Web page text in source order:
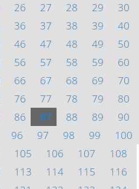
26 27 28 29
30
36 37 38 39
40
46 47 48 49
50
56 57 58 59
60
66 67 68 69
70
76 77 78 79
80
86 87 88 89
90
96 97 98 99
100
105 106 107
108
113 114 115
116